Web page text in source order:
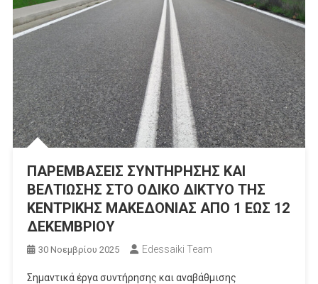
ΠΑΡΕΜΒΑΣΕΙΣ ΣΥΝΤΗΡΗΣΗΣ ΚΑΙ
ΒΕΛΤΙΩΣΗΣ ΣΤΟ ΟΔΙΚΟ ΔΙΚΤΥΟ ΤΗΣ
ΚΕΝΤΡΙΚΗΣ ΜΑΚΕΔΟΝΙΑΣ ΑΠΟ 1 ΕΩΣ 12
ΔΕΚΕΜΒΡΙΟΥ
30 Νοεμβρίου 2025 Edessaiki Team
Σημαντικά έργα συντήρησης και αναβάθμισης